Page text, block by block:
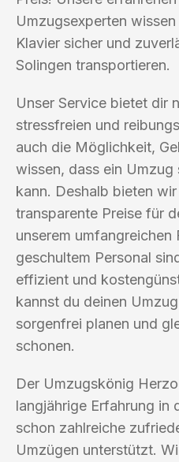
Umzugsexperten
Klavier sicher und
Solingen transportieren.
Unser Service bietet dir
stressfreien und
auch die Möglichkeit,
wissen, dass ein
kann. Deshalb bieten
transparente Preise für
unserem umfangreichen
geschultem Personal
effizient und
kannst du deinen
sorgenfrei planen und
schonen.
Der Umzugskönig
langjährige Erfahrung in
schon zahlreiche
Umzügen unterstützt.